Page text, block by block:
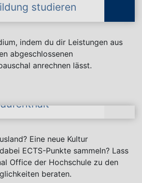
studieren
indem du dir Leistungen aus
abgeschlossenen
anrechnen lässt.
Eine neue Kultur
ECTS-Punkte sammeln? Lass
Office der Hochschule zu den
beraten.